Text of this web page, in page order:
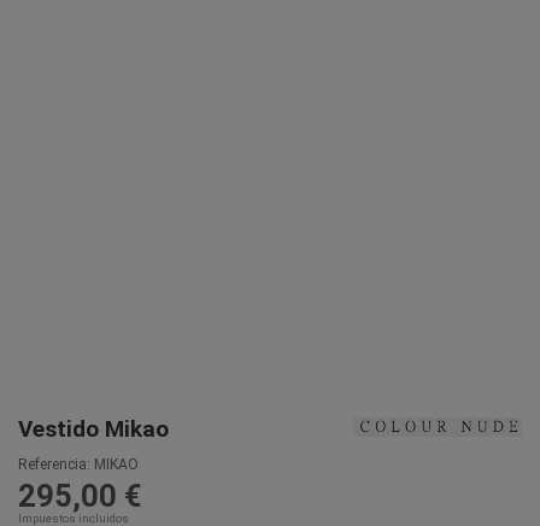
Vestido Mikao
Referencia: MIKAO
295,00 €
Impuestos incluidos